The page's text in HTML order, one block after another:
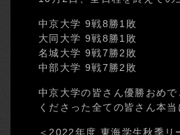
中京大学 9戦8勝1敗
大同大学 9戦8勝1敗
名城大学 9戦7勝2敗
中部大学 9戦7勝2敗
中京大学の皆さん優勝おめ
くださった全ての皆さん本
＜2022年度 東海学生秋季リ